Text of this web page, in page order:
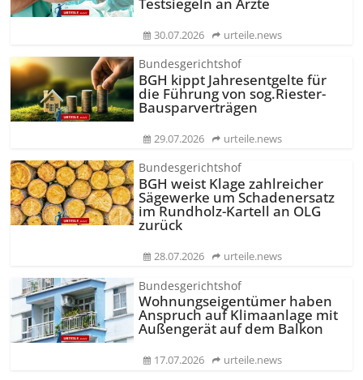
30.07.2026 urteile.news
Bundesgerichtshof
BGH kippt Jahresentgelte für
die Führung von sog.Riester-
Bausparverträgen
29.07.2026 urteile.news
Bundesgerichtshof
BGH weist Klage zahlreicher
Sägewerke um Schadenersatz
im Rundholz-Kartell an OLG
zurück
28.07.2026 urteile.news
Bundesgerichtshof
Wohnungseigentümer haben
Anspruch auf Klimaanlage mit
Außengerät auf dem Balkon
17.07.2026 urteile.news